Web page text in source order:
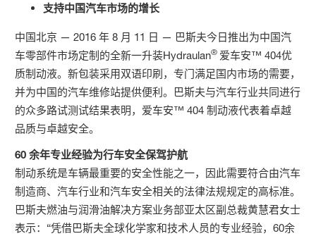
支持中国汽车市场的增长
中国北京 — 2016 年 8 月 11 日 — 巴斯夫今日推出为中国汽
车零部件市场定制的全新一升装Hydraulan® 爱车安™ 404优
质制动液。新包装采用双语印刷，专门满足国内市场的需要，
并为中国的汽车维修站提供便利。巴斯夫与汽车行业共同进行
的众多路试测试结果表明，爱车安™ 404 制动液代表着卓越
品质与卓越安全。
60 余年专业经验为行车安全保驾护航
制动系统是车辆最重要的安全性能之一，因此需要符合由汽车
制造商、汽车行业和汽车安全相关的法律法规规定的高标准。
巴斯夫燃油与润滑油解决方案业务部亚太区副总裁黄慧君女士
表示：“凭借巴斯夫全球化学家和技术人员的专业经验，60余